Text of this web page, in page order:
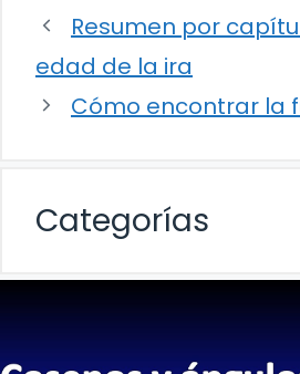
Resumen por
edad de la ira
Cómo encontrar la
Categorías